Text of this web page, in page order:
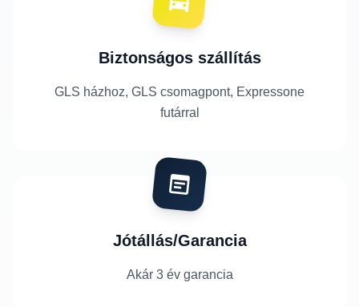
Biztonságos szállítás
GLS házhoz, GLS csomagpont, Expressone
futárral
Jótállás/Garancia
Akár 3 év garancia